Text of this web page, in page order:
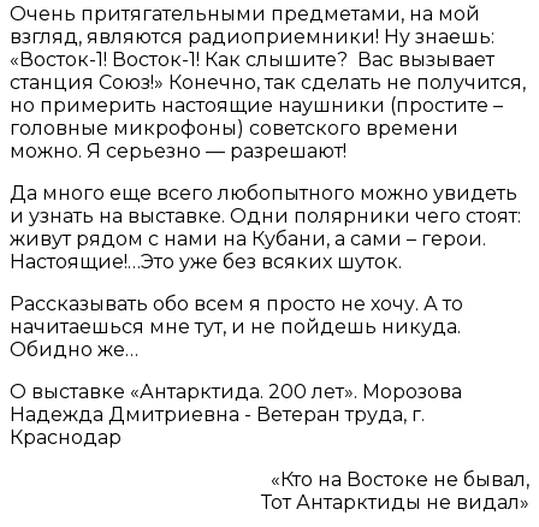
Очень притягательными предметами, на мой
взгляд, являются радиоприемники! Ну знаешь:
«Восток-1! Восток-1! Как слышите? Вас вызывает
станция Союз!» Конечно, так сделать не получится,
но примерить настоящие наушники (простите –
головные микрофоны) советского времени
можно. Я серьезно — разрешают!
Да много еще всего любопытного можно увидеть
и узнать на выставке. Одни полярники чего стоят:
живут рядом с нами на Кубани, а сами – герои.
Настоящие!…Это уже без всяких шуток.
Рассказывать обо всем я просто не хочу. А то
начитаешься мне тут, и не пойдешь никуда.
Обидно же…
О выставке «Антарктида. 200 лет». Морозова
Надежда Дмитриевна - Ветеран труда, г.
Краснодар
«Кто на Востоке не бывал,
Тот Антарктиды не видал»